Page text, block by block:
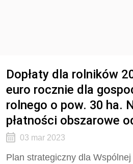
Dopłaty dla rolników
euro rocznie dla
rolnego o pow. 30 ha.
płatności obszarowe
03 mar 2023
Plan strategiczny dla